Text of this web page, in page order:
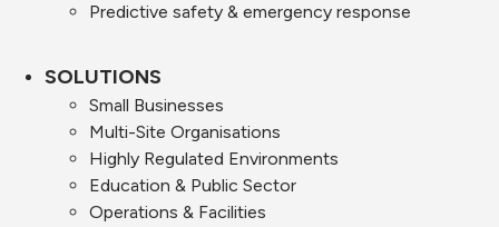
Predictive safety & emergency response
SOLUTIONS
Small Businesses
Multi-Site Organisations
Highly Regulated Environments
Education & Public Sector
Operations & Facilities